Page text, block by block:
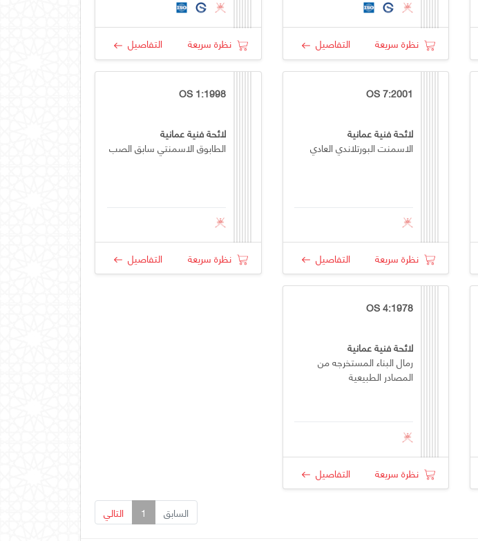
نظرة سريعة التفاصيل نظرة سريعة التفاصيل
OS 7:2001
لائحة فنية عمانية
الاسمنت البورتلاندي العادي
نظرة سريعة التفاصيل
OS 1:1998
لائحة فنية عمانية
الطابوق الاسمنتي سابق الصب
نظرة سريعة التفاصيل
OS 4:1978
لائحة فنية عمانية
رمال البناء المستخرجه من
المصادر الطبيعية
نظرة سريعة التفاصيل
السابق 1 التالي